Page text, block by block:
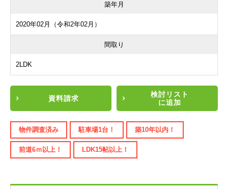
築年月
2020年02月（令和2年02月）
間取り
2LDK
資料請求
検討リスト
に追加
物件調査済み 駐車場1台！ 築10年以内！
前道6ｍ以上！ LDK15帖以上！